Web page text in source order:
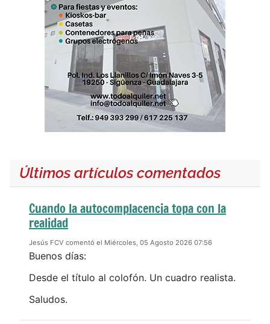
Últimos artículos comentados
Cuando la autocomplacencia topa con la
realidad
Jesús FCV comentó el Miércoles, 05 Agosto 2026 07:56
Buenos días:
Desde el título al colofón. Un cuadro realista.
Saludos.